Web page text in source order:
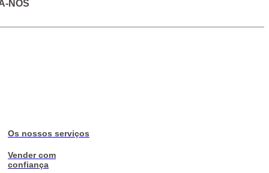
NOS
Os nossos serviços
Vender com
confiança